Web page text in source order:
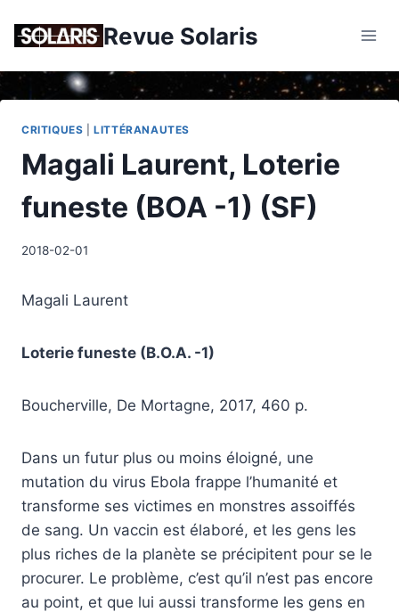
Revue Solaris
CRITIQUES |LITTÉRANAUTES
Magali Laurent, Loterie
funeste (BOA -1) (SF)
2018-02-01
Magali Laurent
Loterie funeste (B.O.A. -1)
Boucherville, De Mortagne, 2017, 460 p.
Dans un futur plus ou moins éloigné, une
mutation du virus Ebola frappe l’humanité et
transforme ses victimes en monstres assoiffés
de sang. Un vaccin est élaboré, et les gens les
plus riches de la planète se précipitent pour se le
procurer. Le problème, c’est qu’il n’est pas encore
au point, et que lui aussi transforme les gens en